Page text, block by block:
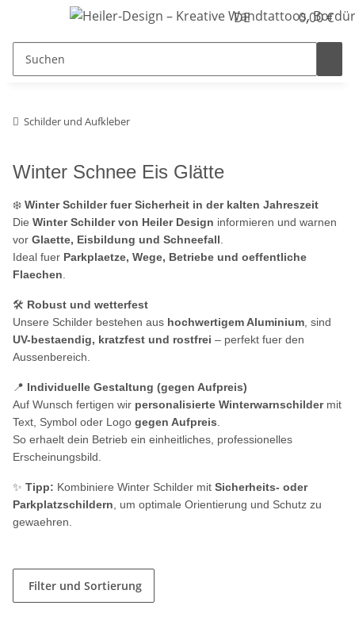
DE 0,00 €
Schilder und Aufkleber
Winter Schnee Eis Glätte
❄️ Winter Schilder fuer Sicherheit in der kalten Jahreszeit
Die Winter Schilder von Heiler Design informieren und warnen
vor Glaette, Eisbildung und Schneefall
Ideal fuer Parkplaetze, Wege, Betriebe und oeffentliche
Flaechen
🛠️ Robust und wetterfest
Unsere Schilder bestehen aus hochwertigem Aluminium , sind
UV-bestaendig, kratzfest und rostfrei – perfekt fuer den
Aussenbereich.
📍 Individuelle Gestaltung (gegen Aufpreis)
Auf Wunsch fertigen wir personalisierte Winterwarnschildermit
Text, Symbol oder Logo gegen Aufpreis
So erhaelt dein Betrieb ein einheitliches, professionelles
Erscheinungsbild.
✨ Tipp: Kombiniere Winter Schilder mit Sicherheits- oder
Parkplatzschildern , um optimale Orientierung und Schutz zu
gewaehren.
Filter und Sortierung